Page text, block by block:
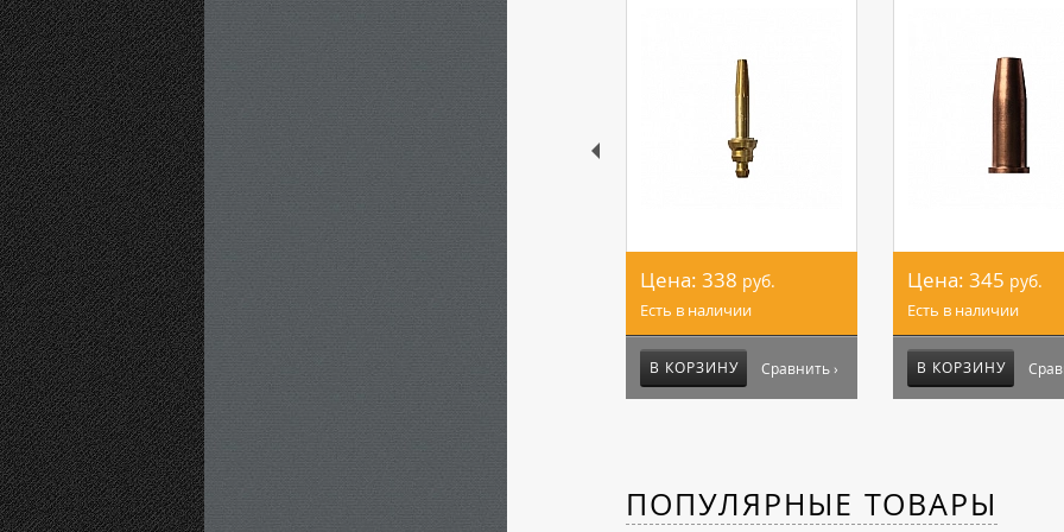
Цена: 338 руб.
Есть в наличии
В КОРЗИНУ Сравнить ›
Цена: 345 руб.
Есть в наличии
В КОРЗИНУ
ПОПУЛЯРНЫЕ ТОВАРЫ